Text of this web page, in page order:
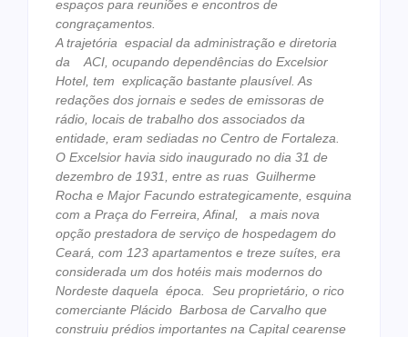
espaços para reuniões e encontros de
congraçamentos.
A trajetória espacial da administração e diretoria
da ACI, ocupando dependências do Excelsior
Hotel, tem explicação bastante plausível. As
redações dos jornais e sedes de emissoras de
rádio, locais de trabalho dos associados da
entidade, eram sediadas no Centro de Fortaleza.
O Excelsior havia sido inaugurado no dia 31 de
dezembro de 1931, entre as ruas Guilherme
Rocha e Major Facundo estrategicamente, esquina
com a Praça do Ferreira, Afinal, a mais nova
opção prestadora de serviço de hospedagem do
Ceará, com 123 apartamentos e treze suítes, era
considerada um dos hotéis mais modernos do
Nordeste daquela época. Seu proprietário, o rico
comerciante Plácido Barbosa de Carvalho que
construiu prédios importantes na Capital cearense